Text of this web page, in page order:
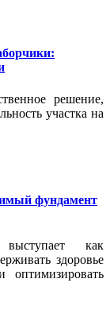
решение,
участка на
фундамент
выступает как
здоровье